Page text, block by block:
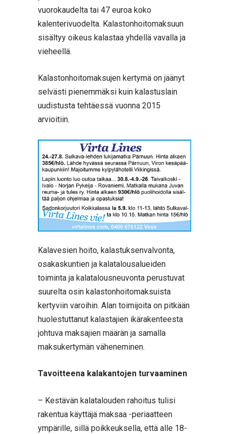
vuorokaudelta tai 47 euroa koko
kalenterivuodelta. Kalastonhoitomaksuun
sisältyy oikeus kalastaa yhdellä vavalla ja
vieheellä.
Kalastonhoitomaksujen kertymä on jäänyt
selvästi pienemmäksi kuin kalastuslain
uudistusta tehtäessä vuonna 2015
arvioitiin.
Kalavesien hoito, kalastuksenvalvonta,
osakaskuntien ja kalatalousalueiden
toiminta ja kalatalousneuvonta perustuvat
suurelta osin kalastonhoitomaksuista
kertyviin varoihin. Alan toimijoita on pitkään
huolestuttanut kalastajien ikärakenteesta
johtuva maksajien määrän ja samalla
maksukertymän väheneminen.
Tavoitteena kalakantojen turvaaminen
– Kestävän kalatalouden rahoitus tulisi
rakentua käyttäjä maksaa -periaatteen
ympärille, sillä poikkeuksella, että alle 18-